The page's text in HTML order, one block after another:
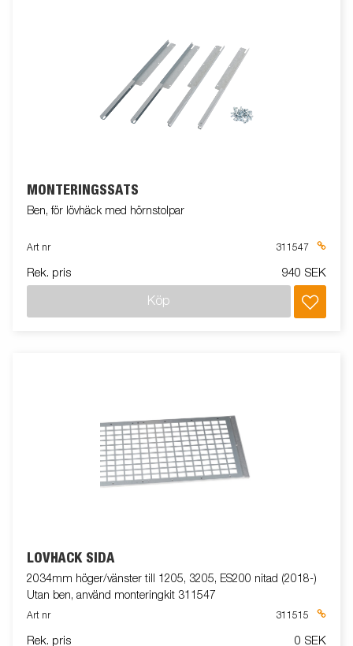
MONTERINGSSATS
Ben, för lövhäck med hörnstolpar
Art nr 311547
Rek. pris 940 SEK
Köp
LÖVHÄCK SIDA
2034mm höger/vänster till 1205, 3205, ES200 nitad (2018-)
Utan ben, använd monteringkit 311547
Art nr 311515
Rek. pris 0 SEK